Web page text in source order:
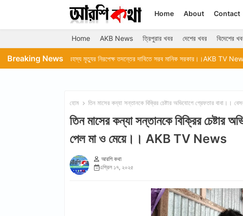
Home About Contact
Home AKB News ত্রিপুরার খবর দেশের খবর বিদেশের
Breaking News
রহস্য মৃত্যুর নিরপেক্ষ তদন্তের দাবিতে সরব মানিক সরকার।।AKB TV News
হোম তিন মাসের কন্যা সন্তানকে বিক্রির চেষ্টার অভিযোগে গ্রেফতার
তিন মাসের কন্যা সন্তানকে বিক্রির চেষ্টার
পেল মা ও মেয়ে।। AKB TV News
আরশি কথা
এপ্রিল ১৭, ২০২৫